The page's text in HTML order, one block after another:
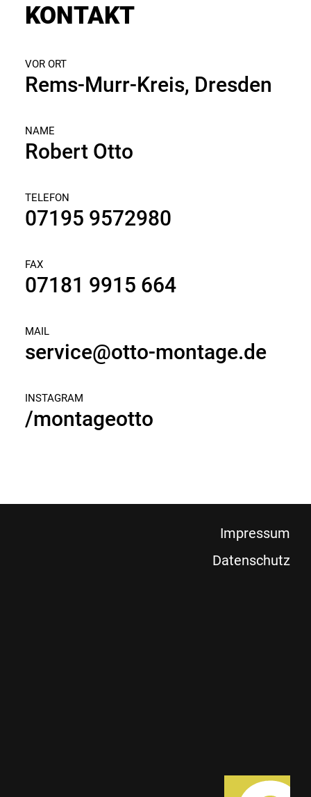
KONTAKT
VOR ORT
Rems-Murr-Kreis, Dresden
NAME
Robert Otto
TELEFON
07195 9572980
FAX
07181 9915 664
MAIL
service@otto-montage.de
INSTAGRAM
/montageotto
Impressum
Datenschutz